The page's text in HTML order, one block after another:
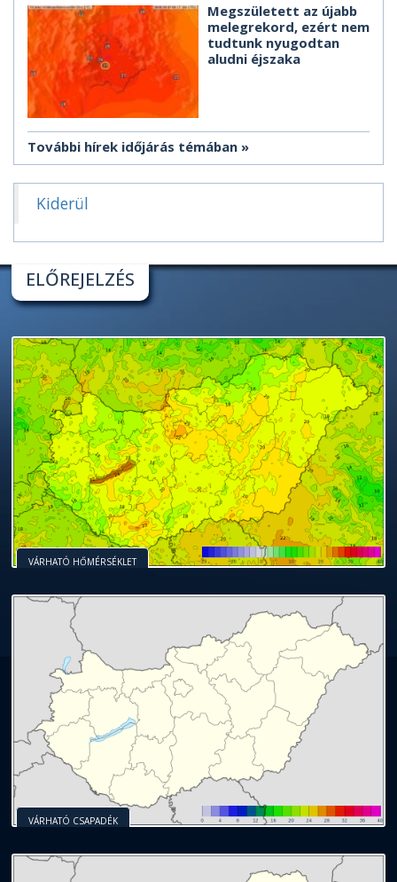
Megszületett az újabb
melegrekord, ezért nem
tudtunk nyugodtan
aludni éjszaka
További hírek időjárás témában
Kiderül
ELŐREJELZÉS
VÁRHATÓ HŐMÉRSÉKLET
VÁRHATÓ CSAPADÉK